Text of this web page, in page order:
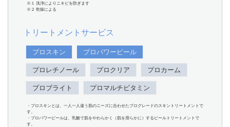
※１ 洗浄によりニキビを防ぎます
※２ 乾燥による
トリートメントサービス
プロスキン プロパワーピール
プロレチノール プロクリア プロカーム
プロブライト プロマルチビタミン
・プロスキンとは、一人一人違う肌のニーズに合わせたプログレードのスキントリートメントで
す。
・プロパワーピールは、乳酸で肌をやわらかく（肌を滑らかに）するピールトリートメントで
す。